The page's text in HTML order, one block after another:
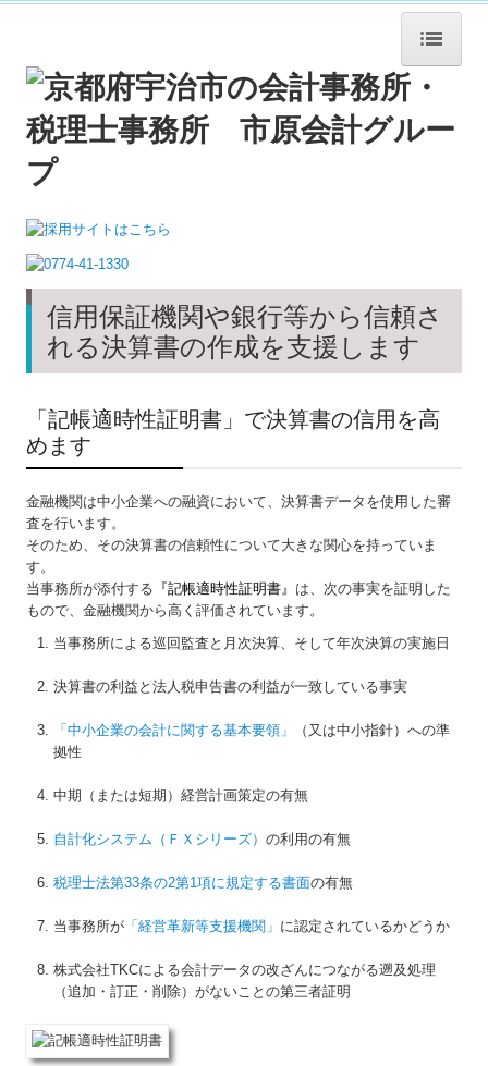
ホーム
法人概要
企業理念
職員紹介
書籍紹介
サービス紹介
業務案内
お問い合わせ
信用保証機関や銀行等から信頼さ
れる決算書の作成を支援します
「記帳適時性証明書」で決算書の信用を高
めます
金融機関は中小企業への融資において、決算書データを使用した審
査を行います。
そのため、その決算書の信頼性について大きな関心を持っていま
す。
当事務所が添付する 『記帳適時性証明書』 は、次の事実を証明した
もので、金融機関から高く評価されています。
当事務所による巡回監査と月次決算、そして年次決算の実施日
決算書の利益と法人税申告書の利益が一致している事実
「中小企業の会計に関する基本要領」
（又は中小指針）への準
拠性
中期（または短期）経営計画策定の有無
自計化システム（ＦＸシリーズ）の利用の有無
税理士法第33条の2第1項に規定する書面の有無
当事務所が 「経営革新等支援機関」 に認定されているかどうか
株式会社TKCによる会計データの改ざんにつながる遡及処理
（追加・訂正・削除）がないことの第三者証明